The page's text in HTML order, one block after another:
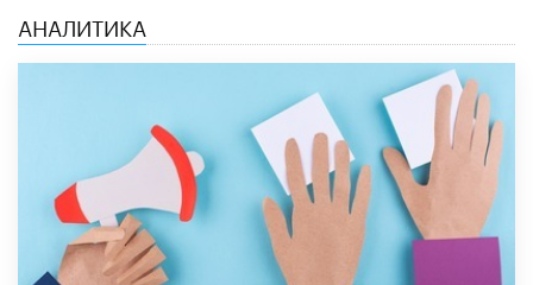
АНАЛИТИКА